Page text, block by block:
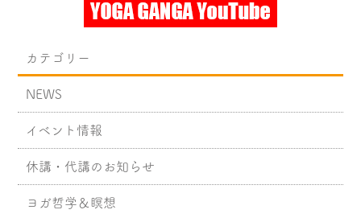
カテゴリー
NEWS
イベント情報
休講・代講のお知らせ
ヨガ哲学＆瞑想